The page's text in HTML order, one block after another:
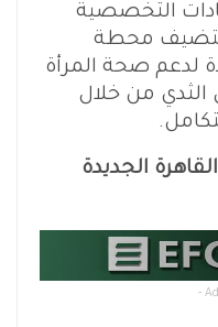
التخصصية
لتضيف محطة
لدعم صحة المرأة
من خلال
الجديدة
-